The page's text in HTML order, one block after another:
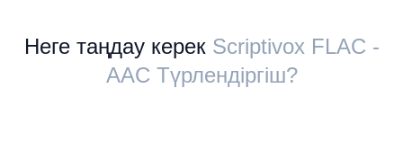
Неге таңдау керек Scriptivox ⁦FLAC⁩ -
⁦AAC⁩ Түрлендіргіш?